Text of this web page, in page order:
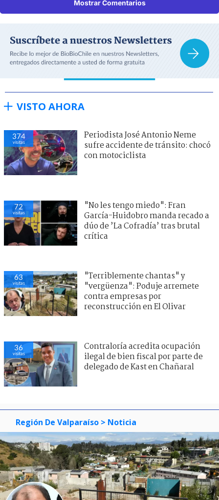
Mostrar Comentarios
VISTO AHORA
374
visitas
Periodista José Antonio Neme
sufre accidente de tránsito: chocó
con motociclista
72
visitas
"No les tengo miedo": Fran
García-Huidobro manda recado a
dúo de ’La Cofradía’ tras brutal
crítica
63
visitas
"Terriblemente chantas" y
"vergüenza": Poduje arremete
contra empresas por
reconstrucción en El Olivar
36
visitas
Contraloría acredita ocupación
ilegal de bien fiscal por parte de
delegado de Kast en Chañaral
Región De Valparaíso > Noticia